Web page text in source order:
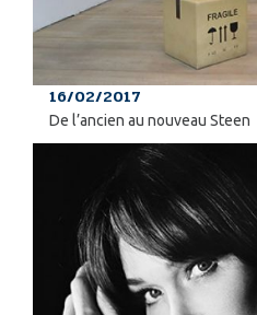
16/02/2017
De l’ancien au nouveau Steen